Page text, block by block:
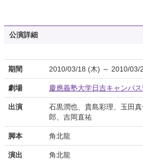
公演詳細
期間 2010/03/18 (木) ～ 2010/03/
劇場 慶應義塾大学日吉キャンパ
出演
石黒潤也、貴島彩理、玉田
郎、吉岡直祐
脚本 角北龍
演出 角北龍